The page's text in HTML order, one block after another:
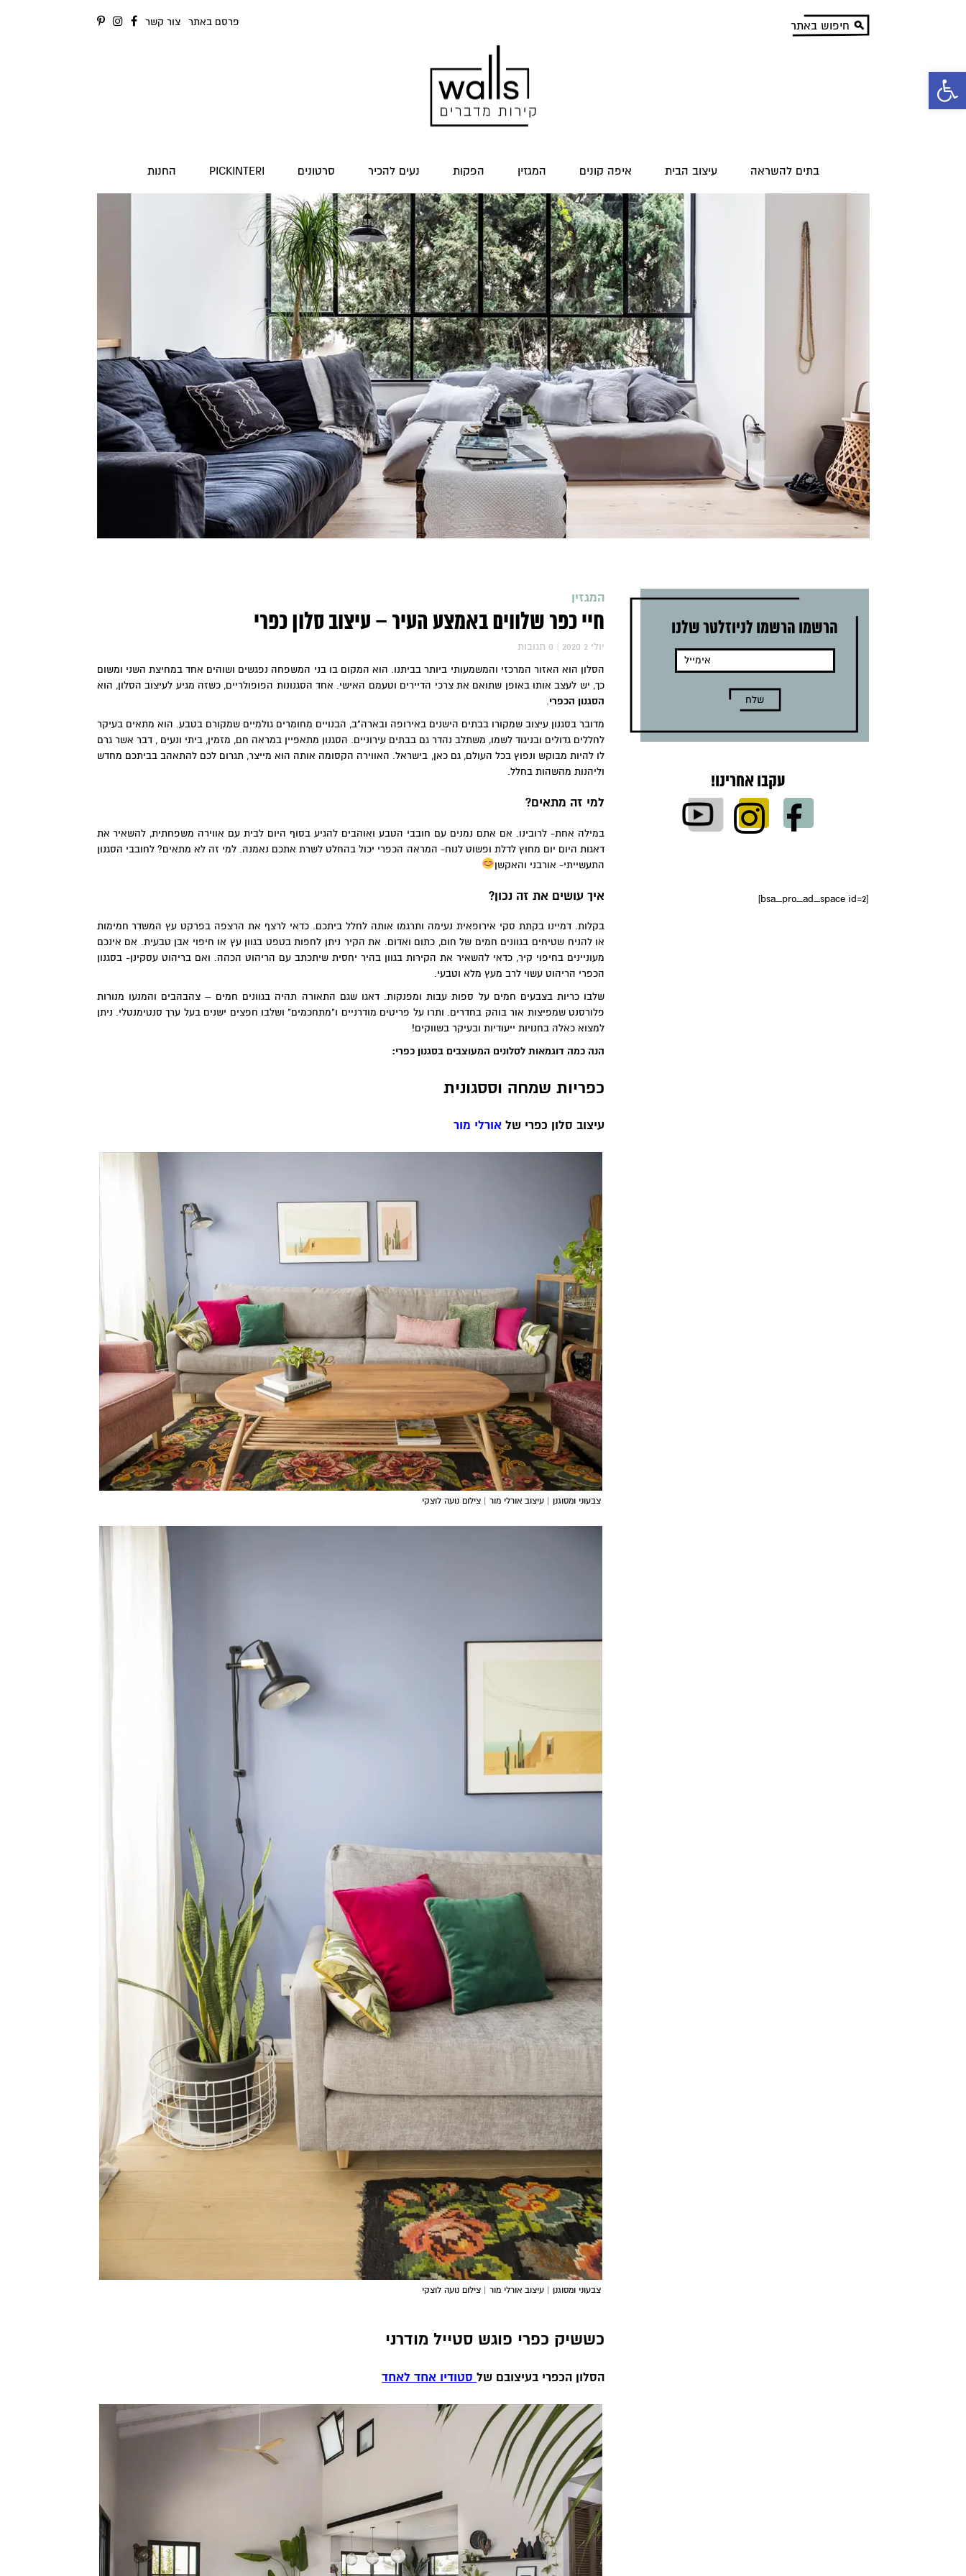
פתח סרגל נגישות
פרסם באתר צור קשר
בתים להשראה עיצוב הבית איפה קונים המגזין הפקות נעים להכיר סרטונים PICKINTERI החנות
המגזין
חיי כפר שלווים באמצע העיר – עיצוב סלון כפרי
2020 יולי 2 0 תגובות
הסלון הוא האזור המרכזי והמשמעותי ביותר בביתנו. הוא המקום בו בני המשפחה נפגשים ושוהים אחד במחיצת השני ומשום
כך, יש לעצב אותו באופן שתואם את צרכי הדיירים וטעמם האישי. אחד הסגנונות הפופולריים, כשזה מגיע לעיצוב הסלון, הוא
הסגנון הכפרי.
מדובר בסגנון עיצוב שמקורו בבתים הישנים באירופה ובארה"ב, הבנויים מחומרים גולמיים שמקורם בטבע. הוא מתאים בעיקר
לחללים גדולים ובניגוד לשמו, משתלב נהדר גם בבתים עירוניים. הסגנון מתאפיין במראה חם, מזמין, ביתי ונעים , דבר אשר גרם
לו להיות מבוקש ונפוץ בכל העולם, גם כאן, בישראל. האווירה הקסומה אותה הוא מייצר, תגרום לכם להתאהב בביתכם מחדש
וליהנות מהשהות בחלל.
למי זה מתאים?
במילה אחת- לרובינו. אם אתם נמנים עם חובבי הטבע ואוהבים להגיע בסוף היום לבית עם אווירה משפחתית, להשאיר את
דאגות היום יום מחוץ לדלת ופשוט לנוח- המראה הכפרי יכול בהחלט לשרת אתכם נאמנה. למי זה לא מתאים? לחובבי הסגנון
התעשייתי- אורבני והאקשן
איך עושים את זה נכון?
בקלות. דמיינו בקתת סקי אירופאית נעימה ותרגמו אותה לחלל ביתכם. כדאי לרצף את הרצפה בפרקט עץ המשדר חמימות
או להניח שטיחים בגוונים חמים של חום, כתום ואדום. את הקיר ניתן לחפות בטפט בגוון עץ או חיפוי אבן טבעית. אם אינכם
מעוניינים בחיפוי קיר, כדאי להשאיר את הקירות בגוון בהיר יחסית שיתכתב עם הריהוט הכהה. ואם בריהוט עסקינן- בסגנון
הכפרי הריהוט עשוי לרב מעץ מלא וטבעי.
שלבו כריות בצבעים חמים על ספות עבות ומפנקות. דאגו שגם התאורה תהיה בגוונים חמים – צהבהבים והמנעו מנורות
פלורסנט שמפיצות אור בוהק בחדרים. ותרו על פריטים מודרניים ו"מתחכמים" ושלבו חפצים ישנים בעל ערך סנטימנטלי. ניתן
למצוא כאלה בחנויות ייעודיות ובעיקר בשווקים!
הנה כמה דוגמאות לסלונים המעוצבים בסגנון כפרי:
כפריות שמחה וססגונית
עיצוב סלון כפרי של אורלי מור
צבעוני ומסוגנן | עיצוב אורלי מור | צילום נועה לוצקי
צבעוני ומסוגנן | עיצוב אורלי מור | צילום נועה לוצקי
כששיק כפרי פוגש סטייל מודרני
הסלון הכפרי בעיצובם שלסטודיו אחד לאחד
הרשמו הרשמו לניוזלטר שלנו
עקבו אחרינו!
[bsa_pro_ad_space id=2]